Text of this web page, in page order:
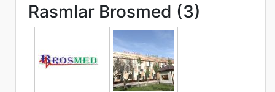
Rasmlar Brosmed (3)